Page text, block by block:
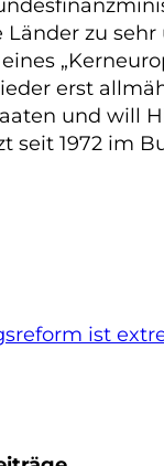
zu
erst
und will
seit 1972 im
ist